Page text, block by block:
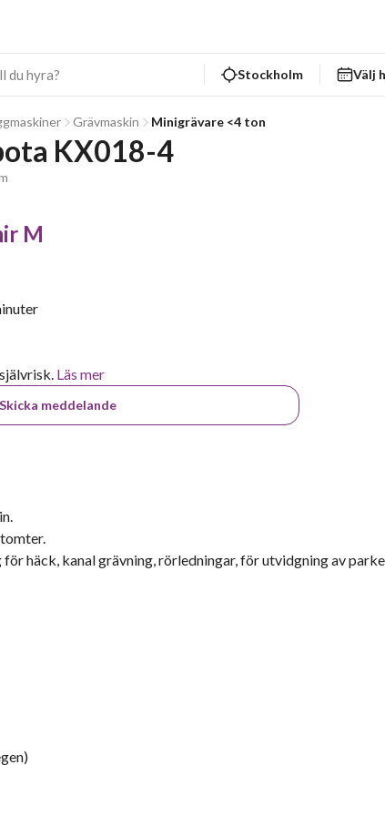
Stockholm Välj
Grävmaskin Minigrävare <4 ton
KX018-4
M
Läs mer
Skicka meddelande
för häck, kanal grävning, rörledningar, för utvidgning av